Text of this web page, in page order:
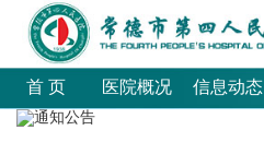
首 页 医院概况 信息动态